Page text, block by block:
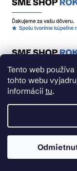
Tento web
tohto webu
informácií tu.
Nemáte u nás